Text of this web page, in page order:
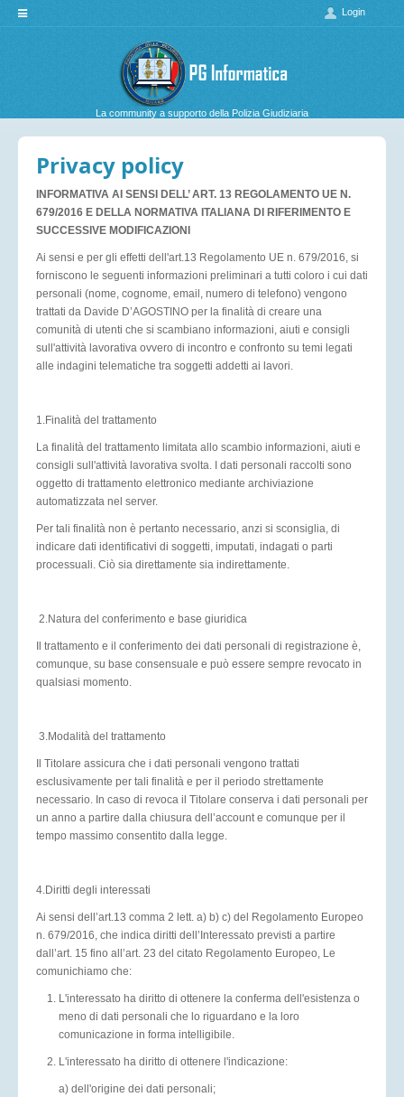
La community a supporto della Polizia Giudiziaria
Login
REGOLAMENTO
Privacy policy
INFORMATIVA AI SENSI DELL’ ART. 13 REGOLAMENTO UE N.
679/2016 E DELLA NORMATIVA ITALIANA DI RIFERIMENTO E
SUCCESSIVE MODIFICAZIONI
Ai sensi e per gli effetti dell'art.13 Regolamento UE n. 679/2016, si
forniscono le seguenti informazioni preliminari a tutti coloro i cui dati
personali (nome, cognome, email, numero di telefono) vengono
trattati da Davide D’AGOSTINO per la finalità di creare una
comunità di utenti che si scambiano informazioni, aiuti e consigli
sull'attività lavorativa ovvero di incontro e confronto su temi legati
alle indagini telematiche tra soggetti addetti ai lavori.
1.Finalità del trattamento
La finalità del trattamento limitata allo scambio informazioni, aiuti e
consigli sull'attività lavorativa svolta. I dati personali raccolti sono
oggetto di trattamento elettronico mediante archiviazione
automatizzata nel server.
Per tali finalità non è pertanto necessario, anzi si sconsiglia, di
indicare dati identificativi di soggetti, imputati, indagati o parti
processuali. Ciò sia direttamente sia indirettamente.
2.Natura del conferimento e base giuridica
Il trattamento e il conferimento dei dati personali di registrazione è,
comunque, su base consensuale e può essere sempre revocato in
qualsiasi momento.
3.Modalità del trattamento
Il Titolare assicura che i dati personali vengono trattati
esclusivamente per tali finalità e per il periodo strettamente
necessario. In caso di revoca il Titolare conserva i dati personali per
un anno a partire dalla chiusura dell’account e comunque per il
tempo massimo consentito dalla legge.
4.Diritti degli interessati
Ai sensi dell’art.13 comma 2 lett. a) b) c) del Regolamento Europeo
n. 679/2016, che indica diritti dell’Interessato previsti a partire
dall’art. 15 fino all’art. 23 del citato Regolamento Europeo, Le
comunichiamo che:
L'interessato ha diritto di ottenere la conferma dell'esistenza o
meno di dati personali che lo riguardano e la loro
comunicazione in forma intelligibile.
L'interessato ha diritto di ottenere l'indicazione:
a) dell'origine dei dati personali;